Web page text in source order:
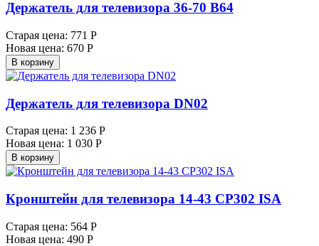
Держатель для телевизора 36-70 B64
Старая цена: 771 Р
Новая цена: 670 Р
В корзину
Держатель для телевизора DN02
Старая цена: 1 236 Р
Новая цена: 1 030 Р
В корзину
Кронштейн для телевизора 14-43 CP302 ISA
Старая цена: 564 Р
Новая цена: 490 Р